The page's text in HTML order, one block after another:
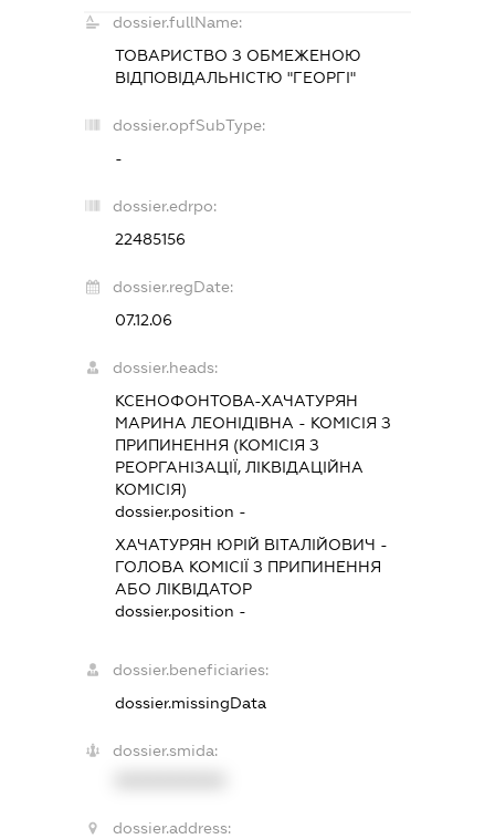
dossier.fullName:
ТОВАРИСТВО З ОБМЕЖЕНОЮ
ВІДПОВІДАЛЬНІСТЮ "ГЕОРГІ"
dossier.opfSubType:
-
dossier.edrpo:
22485156
dossier.regDate:
07.12.06
dossier.heads:
КСЕНОФОНТОВА-ХАЧАТУРЯН
МАРИНА ЛЕОНІДІВНА - КОМІСІЯ З
ПРИПИНЕННЯ (КОМІСІЯ З
РЕОРГАНІЗАЦІЇ, ЛІКВІДАЦІЙНА
КОМІСІЯ)
dossier.position -
ХАЧАТУРЯН ЮРІЙ ВІТАЛІЙОВИЧ -
ГОЛОВА КОМІСІЇ З ПРИПИНЕННЯ
АБО ЛІКВІДАТОР
dossier.position -
dossier.beneficiaries:
dossier.missingData
dossier.smida:
dossier.address: